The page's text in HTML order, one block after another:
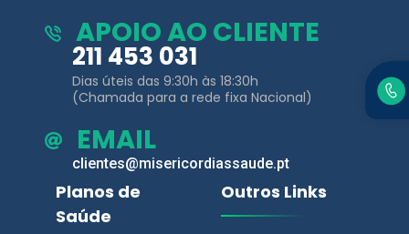
APOIO AO CLIENTE
211 453 031
Dias úteis das 9:30h às 18:30h
(Chamada para a rede fixa Nacional)
EMAIL
clientes@misericordiassaude.pt
Planos de
Saúde
Outros Links